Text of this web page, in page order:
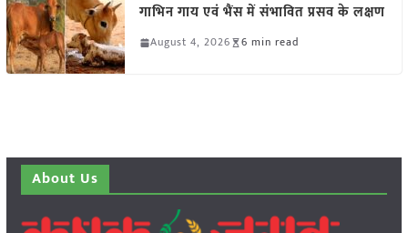
गाभिन गाय एवं भैंस में संभावित प्रसव के लक्षण
August 4, 2026 6 min read
About Us